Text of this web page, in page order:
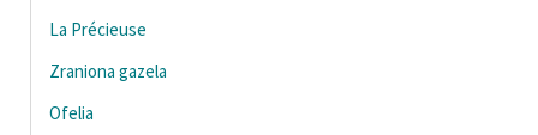
Kontakt
O projekcie
Zespół
La Précieuse
Zraniona gazela
Ofelia